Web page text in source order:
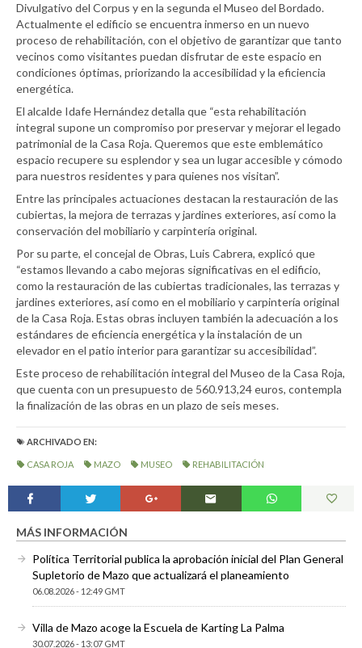
Divulgativo del Corpus y en la segunda el Museo del Bordado.
Actualmente el edificio se encuentra inmerso en un nuevo
proceso de rehabilitación, con el objetivo de garantizar que tanto
vecinos como visitantes puedan disfrutar de este espacio en
condiciones óptimas, priorizando la accesibilidad y la eficiencia
energética.
El alcalde Idafe Hernández detalla que “esta rehabilitación
integral supone un compromiso por preservar y mejorar el legado
patrimonial de la Casa Roja. Queremos que este emblemático
espacio recupere su esplendor y sea un lugar accesible y cómodo
para nuestros residentes y para quienes nos visitan”.
Entre las principales actuaciones destacan la restauración de las
cubiertas, la mejora de terrazas y jardines exteriores, así como la
conservación del mobiliario y carpintería original.
Por su parte, el concejal de Obras, Luis Cabrera, explicó que
“estamos llevando a cabo mejoras significativas en el edificio,
como la restauración de las cubiertas tradicionales, las terrazas y
jardines exteriores, así como en el mobiliario y carpintería original
de la Casa Roja. Estas obras incluyen también la adecuación a los
estándares de eficiencia energética y la instalación de un
elevador en el patio interior para garantizar su accesibilidad”.
Este proceso de rehabilitación integral del Museo de la Casa Roja,
que cuenta con un presupuesto de 560.913,24 euros, contempla
la finalización de las obras en un plazo de seis meses.
ARCHIVADO EN:
CASA ROJA MAZO MUSEO REHABILITACIÓN
MÁS INFORMACIÓN
Política Territorial publica la aprobación inicial del Plan General
Supletorio de Mazo que actualizará el planeamiento
06.08.2026 - 12:49 GMT
Villa de Mazo acoge la Escuela de Karting La Palma
30.07.2026 - 13:07 GMT